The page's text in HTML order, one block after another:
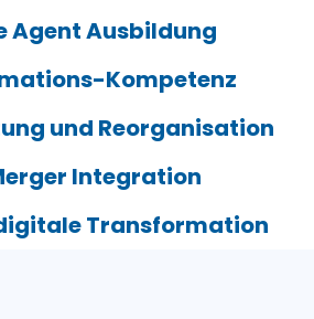
Agent Ausbildung
Kompetenz
und Reorganisation
Integration
Transformation